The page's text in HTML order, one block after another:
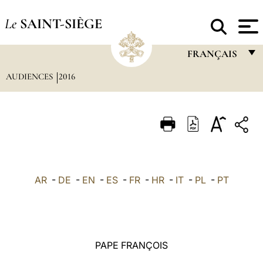
Le SAINT-SIÈGE
FRANÇAIS
ITALIANO
AUDIENCES 2016
AR- DE - EN - ES- FR- HR- IT- PL- PT
PAPE FRANÇOIS